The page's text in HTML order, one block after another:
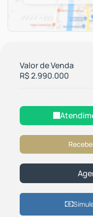
R$2.990.000
Valor de Venda